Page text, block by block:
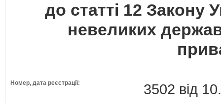
до статті 12 Закону
невеликих
Номер, дата реєстрації: 3502 від